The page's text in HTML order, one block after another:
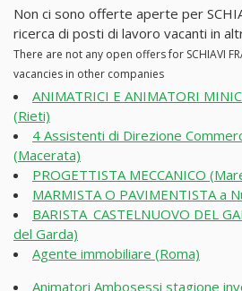
Non ci sono offerte aperte per
ricerca di posti di lavoro vacanti in
There are not any open offers for SCHIAVI
vacancies in other companies
ANIMATRICI E ANIMATORI
(Rieti)
4 Assistenti di Direzione
(Macerata)
PROGETTISTA MECCANICO
MARMISTA O PAVIMENTISTA a
BARISTA_CASTELNUOVO DEL
del Garda)
Agente immobiliare (Roma)
Animatori Ambosessi stagione